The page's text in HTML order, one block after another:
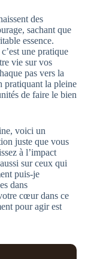
des
sachant que
essence.
une pratique
vie sur vos
pas vers la
pratiquant la pleine
de faire le bien
voici un
juste que vous
à l’impact
sur ceux qui
puis-je
dans
cœur dans ce
pour agir est